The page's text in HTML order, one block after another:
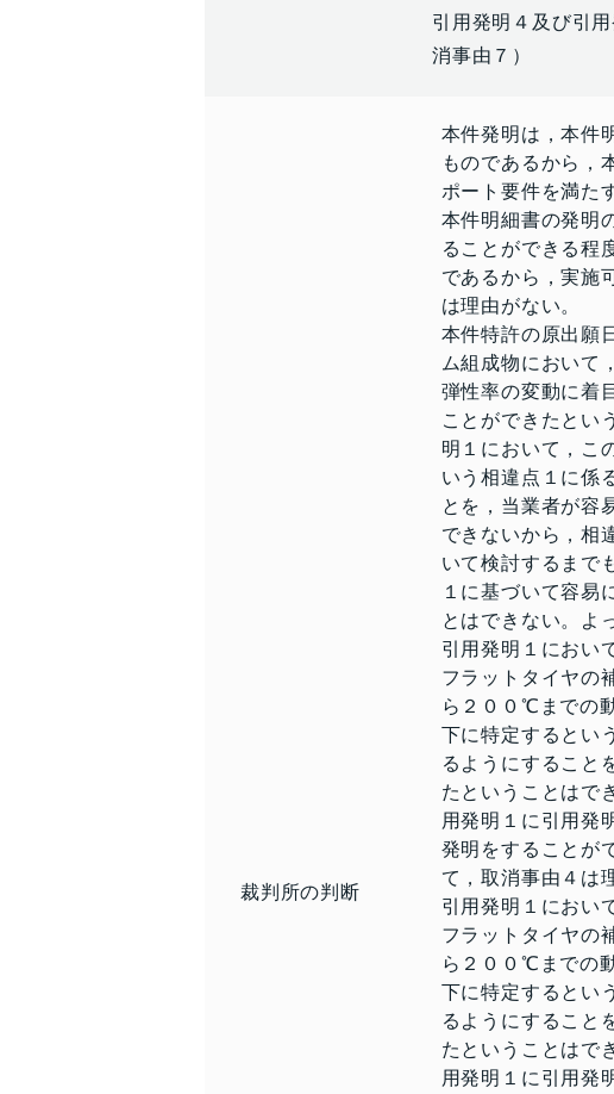
引用発明４及び引
消事由７）
裁判所の判断
本件発明は，本件
ものであるから，
ポート要件を満た
本件明細書の発明
ることができる程
であるから，実施
は理由がない。
本件特許の原出願
ム組成物におい
弾性率の変動に着
ことができたとい
明１において，こ
いう相違点１に係
とを，当業者が容
できないから，相
いて検討するまで
１に基づいて容易
とはできない。よ
引用発明１におい
フラットタイヤの
ら２００℃までの
下に特定するとい
るようにすること
たということはで
用発明１に引用発
発明をすることが
て，取消事由４は
引用発明１におい
フラットタイヤの
ら２００℃までの
下に特定するとい
るようにすること
たということはで
用発明１に引用発